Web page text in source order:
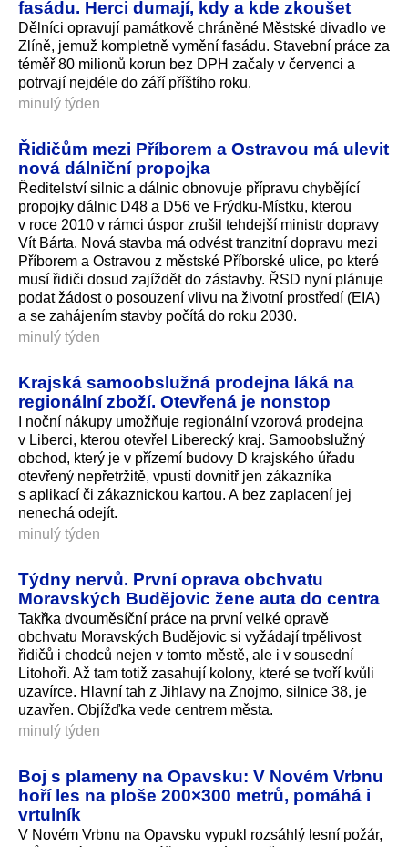
fasádu. Herci dumají, kdy a kde zkoušet
Dělníci opravují památkově chráněné Městské divadlo ve
Zlíně, jemuž kompletně vymění fasádu. Stavební práce za
téměř 80 milionů korun bez DPH začaly v červenci a
potrvají nejdéle do září příštího roku.
minulý týden
Řidičům mezi Příborem a Ostravou má ulevit
nová dálniční propojka
Ředitelství silnic a dálnic obnovuje přípravu chybějící
propojky dálnic D48 a D56 ve Frýdku-Místku, kterou
v roce 2010 v rámci úspor zrušil tehdejší ministr dopravy
Vít Bárta. Nová stavba má odvést tranzitní dopravu mezi
Příborem a Ostravou z městské Příborské ulice, po které
musí řidiči dosud zajíždět do zástavby. ŘSD nyní plánuje
podat žádost o posouzení vlivu na životní prostředí (EIA)
a se zahájením stavby počítá do roku 2030.
minulý týden
Krajská samoobslužná prodejna láká na
regionální zboží. Otevřená je nonstop
I noční nákupy umožňuje regionální vzorová prodejna
v Liberci, kterou otevřel Liberecký kraj. Samoobslužný
obchod, který je v přízemí budovy D krajského úřadu
otevřený nepřetržitě, vpustí dovnitř jen zákazníka
s aplikací či zákaznickou kartou. A bez zaplacení jej
nenechá odejít.
minulý týden
Týdny nervů. První oprava obchvatu
Moravských Budějovic žene auta do centra
Takřka dvouměsíční práce na první velké opravě
obchvatu Moravských Budějovic si vyžádají trpělivost
řidičů i chodců nejen v tomto městě, ale i v sousední
Litohoři. Až tam totiž zasahují kolony, které se tvoří kvůli
uzavírce. Hlavní tah z Jihlavy na Znojmo, silnice 38, je
uzavřen. Objížďka vede centrem města.
minulý týden
Boj s plameny na Opavsku: V Novém Vrbnu
hoří les na ploše 200×300 metrů, pomáhá i
vrtulník
V Novém Vrbnu na Opavsku vypukl rozsáhlý lesní požár,